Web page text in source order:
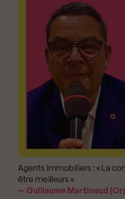
Agents immobiliers : « La
être meilleurs »
Guillaume Martinaud